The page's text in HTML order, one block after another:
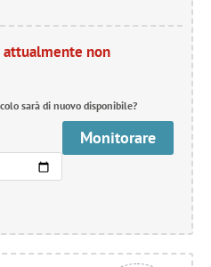
attualmente non
sarà di nuovo disponibile?
Monitorare